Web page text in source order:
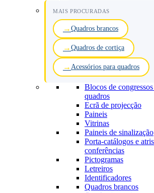
MAIS PROCURADAS
Quadros brancos
Quadros de cortiça
Acessórios para quadros
Blocos de congressos
quadros
Ecrã de projecção
Paineis
Vitrinas
Paineis de sinalização
Porta-catálogos e
conferências
Pictogramas
Letreiros
Identificadores
Quadros brancos